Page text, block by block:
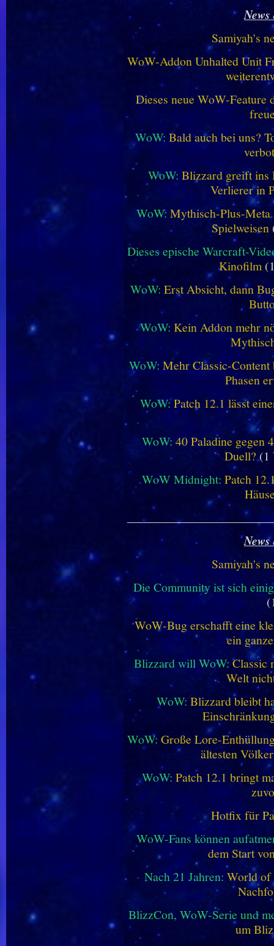
Samiyah's
WoW-Addon Unhalted Unit
Dieses neue WoW-
WoW: Bald auch bei uns?
WoW: Blizzard greift ins
Verlierer in
WoW:Mythisch-Plus-Meta
Spielweisen
Dieses epische Warcraft-
Kinofilm
WoW: Erst Absicht, dann
WoW: Kein Addon mehr
WoW: Mehr Classic-
Phasen
WoW:Patch 12.1 lässt
WoW: 40 Paladine gegen
Duell?(1
WoW Midnight: Patch
Samiyah's
Die Community ist sich
WoW-Bug erschafft eine
ein
Blizzard will WoW: Classic
Welt
WoW: Blizzard bleibt
WoW: Große Lore-
ältesten
WoW: Patch 12.1 bringt
Hotfix für
WoW-Fans können
dem Start
Nach 21 Jahren: World of
BlizzCon, WoW-Serie und
um